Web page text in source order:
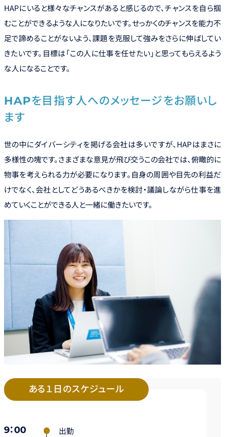
HAPにいると様々なチャンスがあると感じるので、チャンスを自ら掴
むことができるような人になりたいです。せっかくのチャンスを能力不
足で諦めることがないよう、課題を克服して強みをさらに伸ばしてい
きたいです。目標は「この人に仕事を任せたい」と思ってもらえるよう
な人になることです。
HAPを目指す人へのメッセージをお願いし
ます
世の中にダイバーシティを掲げる会社は多いですが、HAPはまさに
多様性の塊です。さまざまな意見が飛び交うこの会社では、俯瞰的に
物事を考えられる力が必要になります。自身の周囲や目先の利益だ
けでなく、会社としてどうあるべきかを検討・議論しながら仕事を進
めていくことができる人と一緒に働きたいです。
ある１日のスケジュール
9：00 出勤